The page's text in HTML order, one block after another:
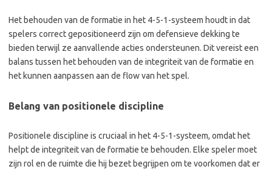
Het behouden van de formatie in het 4-5-1-systeem houdt in dat
spelers correct gepositioneerd zijn om defensieve dekking te
bieden terwijl ze aanvallende acties ondersteunen. Dit vereist een
balans tussen het behouden van de integriteit van de formatie en
het kunnen aanpassen aan de flow van het spel.
Belang van positionele discipline
Positionele discipline is cruciaal in het 4-5-1-systeem, omdat het
helpt de integriteit van de formatie te behouden. Elke speler moet
zijn rol en de ruimte die hij bezet begrijpen om te voorkomen dat er